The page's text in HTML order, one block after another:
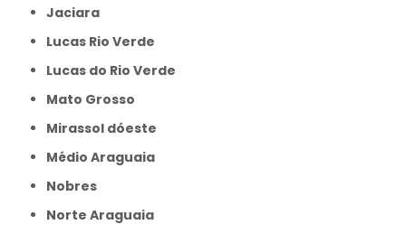
Jaciara
Lucas Rio Verde
Lucas do Rio Verde
Mato Grosso
Mirassol dóeste
Médio Araguaia
Nobres
Norte Araguaia